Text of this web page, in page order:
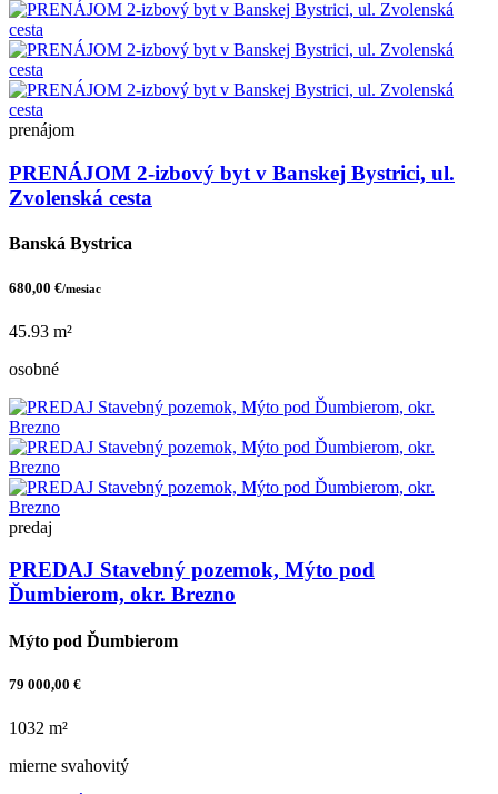
prenájom
PRENÁJOM 2-izbový byt v Banskej Bystrici, ul.
Zvolenská cesta
Banská Bystrica
680,00 €/mesiac
45.93 m²
osobné
predaj
PREDAJ Stavebný pozemok, Mýto pod
Ďumbierom, okr. Brezno
Mýto pod Ďumbierom
79 000,00 €
1032 m²
mierne svahovitý